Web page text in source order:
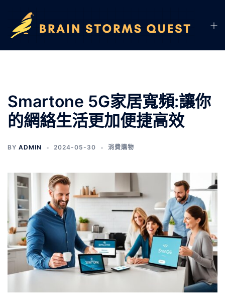
Smartone 5G家居寬頻:讓你
的網絡生活更加便捷高效
BY ADMIN 2024-05-30 消費購物